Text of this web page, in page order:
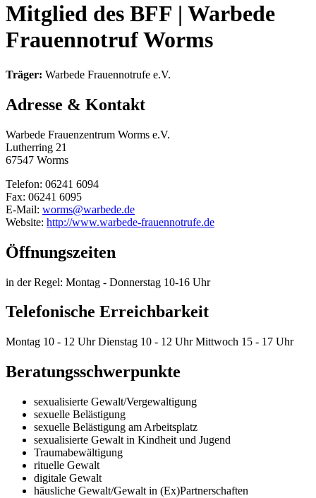
Mitglied des BFF | Warbede
Frauennotruf Worms
Träger: Warbede Frauennotrufe e.V.
Adresse & Kontakt
Warbede Frauenzentrum Worms e.V.
Lutherring 21
67547 Worms
Telefon: 06241 6094
Fax: 06241 6095
E-Mail: worms@warbede.de
Website: http://www.warbede-frauennotrufe.de
Öffnungszeiten
in der Regel: Montag - Donnerstag 10-16 Uhr
Telefonische Erreichbarkeit
Montag 10 - 12 Uhr Dienstag 10 - 12 Uhr Mittwoch 15 - 17 Uhr
Beratungsschwerpunkte
sexualisierte Gewalt/Vergewaltigung
sexuelle Belästigung
sexuelle Belästigung am Arbeitsplatz
sexualisierte Gewalt in Kindheit und Jugend
Traumabewältigung
rituelle Gewalt
digitale Gewalt
häusliche Gewalt/Gewalt in (Ex)Partnerschaften